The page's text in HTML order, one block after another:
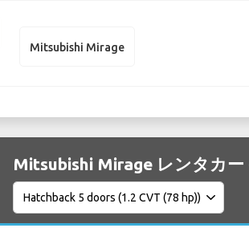
Mitsubishi Mirage
Mitsubishi Mirage レンタカー